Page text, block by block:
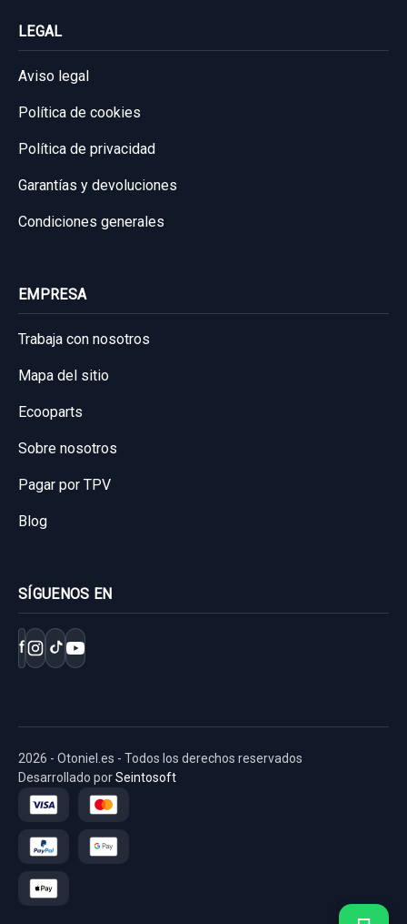
LEGAL
Aviso legal
Política de cookies
Política de privacidad
Garantías y devoluciones
Condiciones generales
EMPRESA
Trabaja con nosotros
Mapa del sitio
Ecooparts
Sobre nosotros
Pagar por TPV
Blog
SÍGUENOS EN
f
2026 - Otoniel.es - Todos los derechos reservados
Desarrollado porSeintosoft